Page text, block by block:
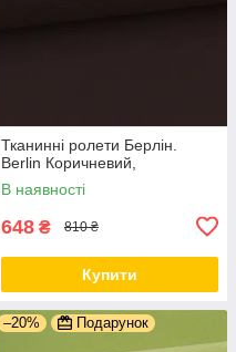
Тканинні ролети Берлін.
Berlin Коричневий,
В наявності
648 ₴ 810 ₴
Купити
–20% Подарунок